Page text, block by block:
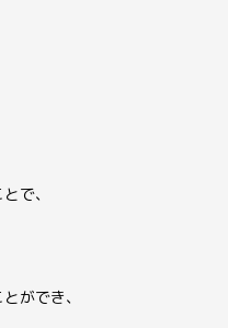
で、
ができ、